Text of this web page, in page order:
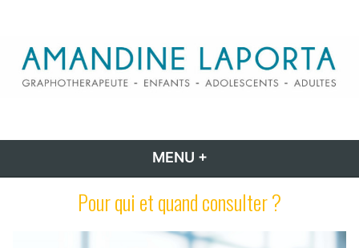
contenu
MENU +
Pour qui et quand consulter ?